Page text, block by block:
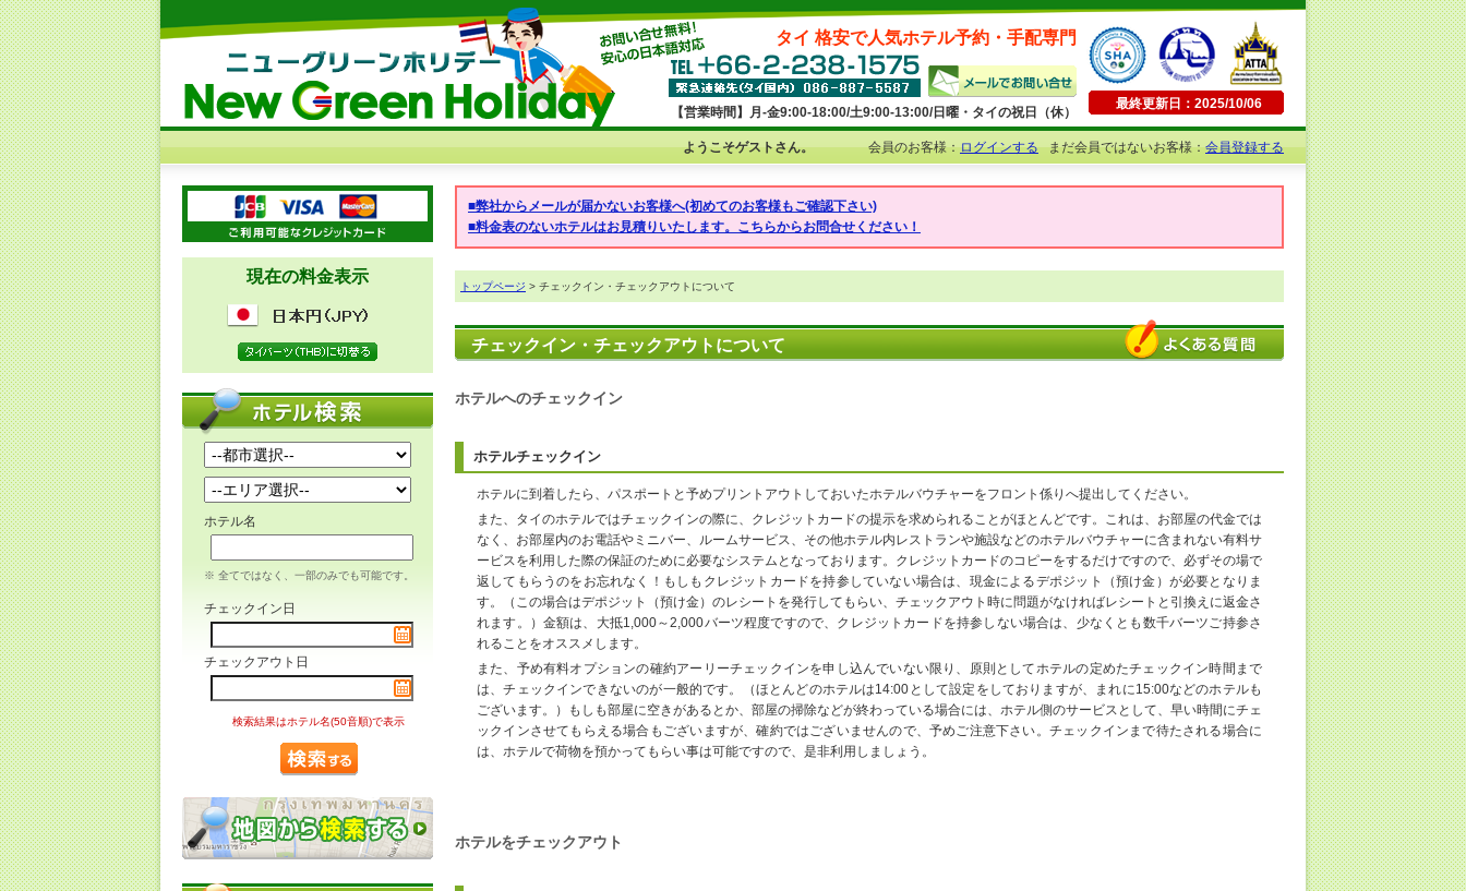
タイ 格安で人気ホテル予約・手配専門
【営業時間】月-金9:00-18:00/土9:00-13:00/日曜・タイの祝日（休）
最終更新日：2025/10/06
ようこそゲストさん。 会員のお客様：ログインするまだ会員ではないお客様：会員登録する
現在の料金表示
ホテル名
※ 全てではなく、一部のみでも可能です。
チェックイン日
チェックアウト日
検索結果はホテル名(50音順)で表示
■弊社からメールが届かないお客様へ(初めてのお客様もご確認下さい)
■料金表のないホテルはお見積りいたします。こちらからお問合せください！
トップページ > チェックイン・チェックアウトについて
チェックイン・チェックアウトについて
ホテルへのチェックイン
ホテルチェックイン
ホテルに到着したら、パスポートと予めプリントアウトしておいたホテルバウチャーをフロント係りへ提出してください。
また、タイのホテルではチェックインの際に、クレジットカードの提示を求められることがほとんどです。これは、お部屋の代金では
なく、お部屋内のお電話やミニバー、ルームサービス、その他ホテル内レストランや施設などのホテルバウチャーに含まれない有料サ
ービスを利用した際の保証のために必要なシステムとなっております。クレジットカードのコピーをするだけですので、必ずその場で
返してもらうのをお忘れなく！もしもクレジットカードを持参していない場合は、現金によるデポジット（預け金）が必要となりま
す。（この場合はデポジット（預け金）のレシートを発行してもらい、チェックアウト時に問題がなければレシートと引換えに返金さ
れます。）金額は、大抵1,000～2,000バーツ程度ですので、クレジットカードを持参しない場合は、少なくとも数千バーツご持参さ
れることをオススメします。
また、予め有料オプションの確約アーリーチェックインを申し込んでいない限り、原則としてホテルの定めたチェックイン時間まで
は、チェックインできないのが一般的です。（ほとんどのホテルは14:00として設定をしておりますが、まれに15:00などのホテルも
ございます。）もしも部屋に空きがあるとか、部屋の掃除などが終わっている場合には、ホテル側のサービスとして、早い時間にチェ
ックインさせてもらえる場合もございますが、確約ではございませんので、予めご注意下さい。チェックインまで待たされる場合に
は、ホテルで荷物を預かってもらい事は可能ですので、是非利用しましょう。
ホテルをチェックアウト